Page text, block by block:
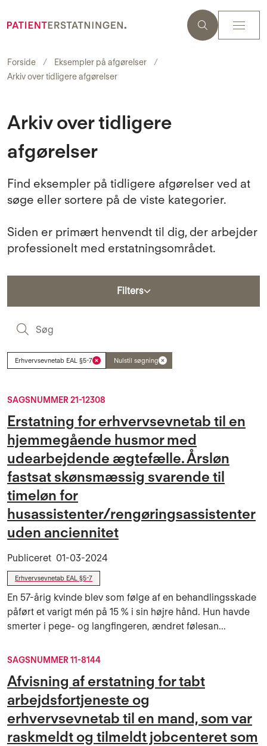
Forside
Eksempler på afgørelser
Arkiv over tidligere afgørelser
Arkiv over tidligere
afgørelser
Find eksempler på tidligere afgørelser ved at
søge eller sortere på de viste kategorier.
Siden er primært henvendt til dig, der arbejder
professionelt med erstatningsområdet.
Filters
Erhvervsevnetab EAL §5-7 Nulstil søgning
SAGSNUMMER 21-12308
Erstatning for erhvervsevnetab til en
hjemmegående husmor med
udearbejdende ægtefælle. Årsløn
fastsat skønsmæssig svarende til
timeløn for
husassistenter/rengøringsassistenter
uden anciennitet
Publiceret 01-03-2024
Erhvervsevnetab EAL §5-7
En 57-årig kvinde blev som følge af en behandlingsskade
påført et varigt mén på 15 % i sin højre hånd. Hun havde
smerter i pege- og langfingeren, ændret følesan...
SAGSNUMMER 11-8144
Afvisning af erstatning for tabt
arbejdsfortjeneste og
erhvervsevnetab til en mand, som var
raskmeldt og tilmeldt jobcenteret som